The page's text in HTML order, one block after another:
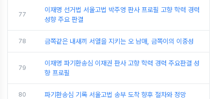
77
이재명 선거법 서울고법 박주영 판사 프로필 고향 학력 경력
성향 주요 판결
78 금쪽같은 내새끼 서열을 지키는 오 남매, 금쪽이의 이중성
79
이재명 파기환송심 이재권 판사 고향 학력 경력 주요판결 성
향 프로필
80 파기환송심 기록 서울고법 송부 도착 향후 절차와 정망